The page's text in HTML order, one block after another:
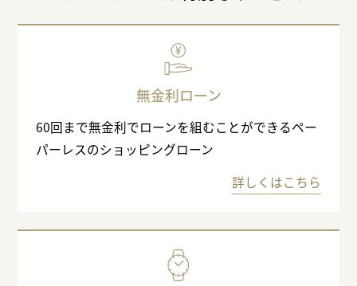
無金利ローン
60回まで無金利でローンを組むことができるペー
パーレスのショッピングローン
詳しくはこちら